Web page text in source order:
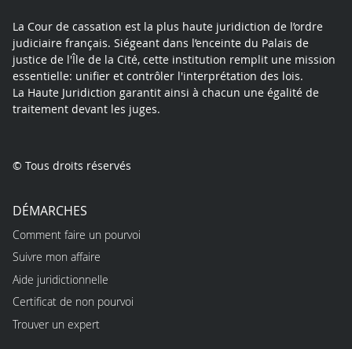
La Cour de cassation est la plus haute juridiction de l’ordre
judiciaire français. Siégeant dans l’enceinte du Palais de
justice de l'Île de la Cité, cette institution remplit une mission
essentielle: unifier et contrôler l'interprétation des lois.
La Haute Juridiction garantit ainsi à chacun une égalité de
traitement devant les juges.
© Tous droits réservés
DÉMARCHES
Comment faire un pourvoi
Suivre mon affaire
Aide juridictionnelle
Certificat de non pourvoi
Trouver un expert